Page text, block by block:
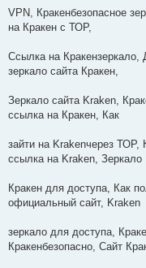
VPN, Кракенбезопасное
на Кракен с ТОР,
Ссылка на Кракензеркало,
зеркало сайта Кракен,
Зеркало сайта Kraken,
ссылка на Кракен, Как
зайти на Krakenчерез
ссылка на Kraken, Зеркало
Кракен для доступа, Как
официальный сайт, Kraken
зеркало для доступа,
Кракенбезопасно, Сайт